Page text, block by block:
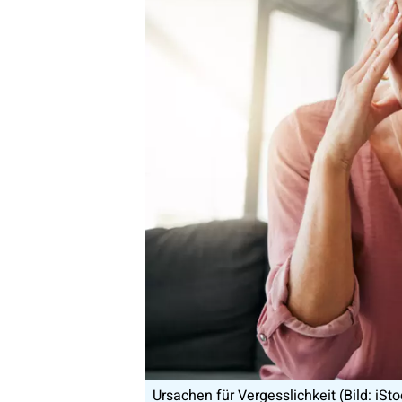
Ursachen für Vergesslichkeit (Bild: